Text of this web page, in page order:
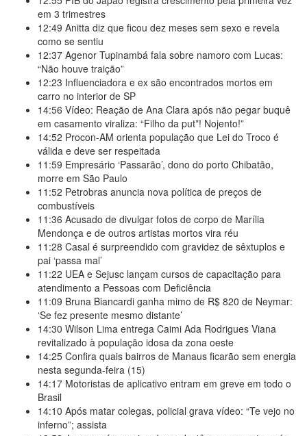
em 3 trimestres
12:49 Anitta diz que ficou dez meses sem sexo e revela
como se sentiu
12:37 Agenor Tupinambá fala sobre namoro com Lucas:
“Não houve traição”
12:23 Influenciadora e ex são encontrados mortos em
carro no interior de SP
14:56 Vídeo: Reação de Ana Clara após não pegar buquê
em casamento viraliza: “Filho da put*! Nojento!”
14:52 Procon-AM orienta população que Lei do Troco é
válida e deve ser respeitada
11:59 Empresário ‘Passarão’, dono do porto Chibatão,
morre em São Paulo
11:52 Petrobras anuncia nova política de preços de
combustíveis
11:36 Acusado de divulgar fotos de corpo de Marília
Mendonça e de outros artistas mortos vira réu
11:28 Casal é surpreendido com gravidez de sêxtuplos e
pai ‘passa mal’
11:22 UEA e Sejusc lançam cursos de capacitação para
atendimento a Pessoas com Deficiência
11:09 Bruna Biancardi ganha mimo de R$ 820 de Neymar:
‘Se fez presente mesmo distante’
14:30 Wilson Lima entrega Caimi Ada Rodrigues Viana
revitalizado à população idosa da zona oeste
14:25 Confira quais bairros de Manaus ficarão sem energia
nesta segunda-feira (15)
14:17 Motoristas de aplicativo entram em greve em todo o
Brasil
14:10 Após matar colegas, policial grava vídeo: “Te vejo no
inferno”; assista